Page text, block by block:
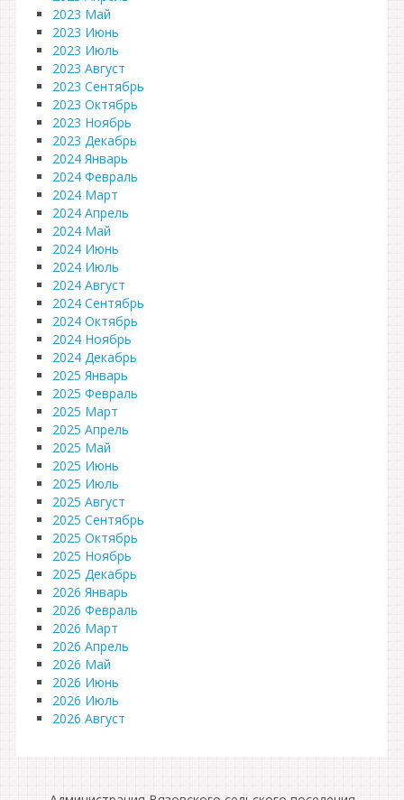
2023 Май
2023 Июнь
2023 Июль
2023 Август
2023 Сентябрь
2023 Октябрь
2023 Ноябрь
2023 Декабрь
2024 Январь
2024 Февраль
2024 Март
2024 Апрель
2024 Май
2024 Июнь
2024 Июль
2024 Август
2024 Сентябрь
2024 Октябрь
2024 Ноябрь
2024 Декабрь
2025 Январь
2025 Февраль
2025 Март
2025 Апрель
2025 Май
2025 Июнь
2025 Июль
2025 Август
2025 Сентябрь
2025 Октябрь
2025 Ноябрь
2025 Декабрь
2026 Январь
2026 Февраль
2026 Март
2026 Апрель
2026 Май
2026 Июнь
2026 Июль
2026 Август